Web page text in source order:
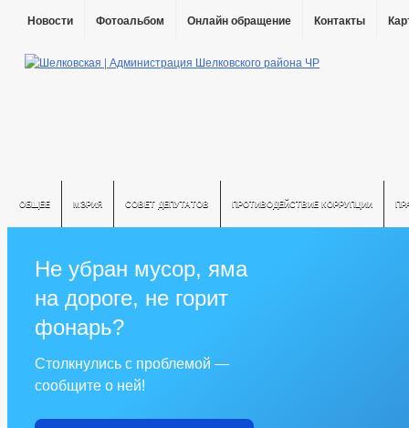
Новости Фотоальбом Онлайн обращение Контакты
ОБЩЕЕ МЭРИЯ СОВЕТ ДЕПУТАТОВ ПРОТИВОДЕЙСТВИЕ КОРРУПЦИИ
Не убран мусор, яма
на дороге, не горит
фонарь?
Столкнулись с проблемой —
сообщите о ней!